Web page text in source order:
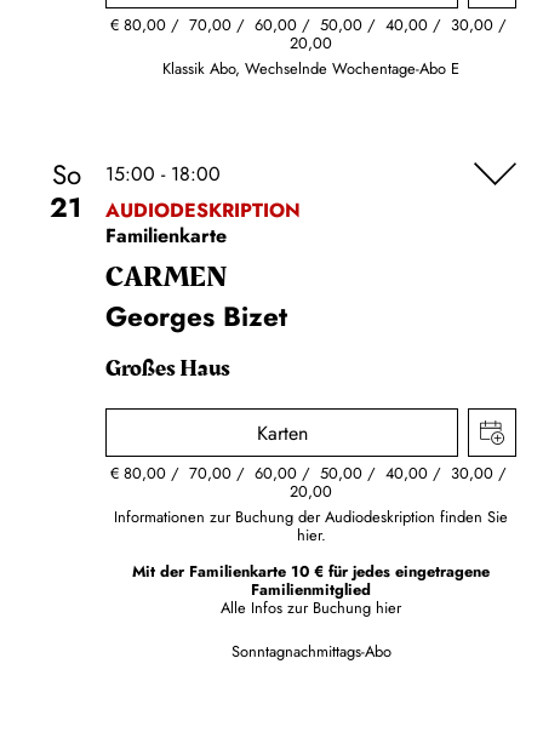
€80,00 70,00 60,00 50,00 40,00 30,00
20,00
Klassik Abo, Wechselnde Wochentage-Abo E
So
21
15:00 - 18:00
AUDIODESKRIPTION
Familienkarte
CARMEN
Georges Bizet
Großes Haus
Karten
€80,00 70,00 60,00 50,00 40,00 30,00
20,00
Informationen zur Buchung der Audiodeskription finden Sie
hier.
Mit der Familienkarte 10 € für jedes eingetragene
Familienmitglied
Alle Infos zur Buchung hier
Sonntagnachmittags-Abo